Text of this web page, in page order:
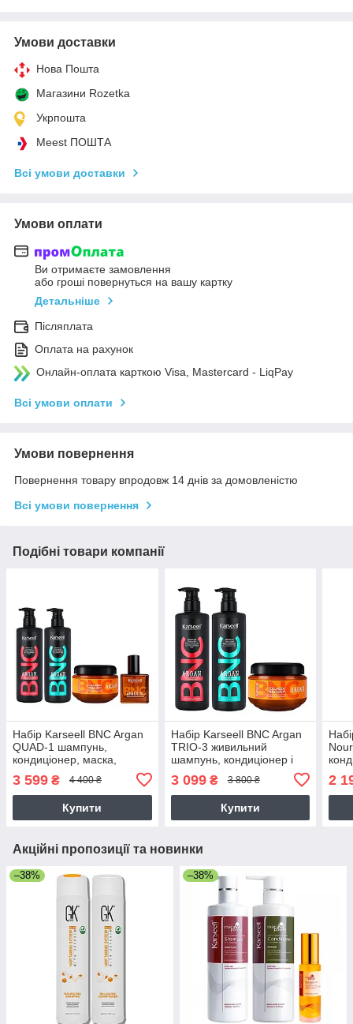
Умови доставки
Нова Пошта
Магазини Rozetka
Укрпошта
Meest ПОШТА
Всі умови доставки
Умови оплати
Ви отримаєте замовлення
або гроші повернуться на вашу картку
Детальніше
Післяплата
Оплата на рахунок
Онлайн-оплата карткою Visa, Mastercard - LiqPay
Всі умови оплати
Умови повернення
Повернення товару впродовж 14 днів за домовленістю
Всі умови повернення
Подібні товари компанії
Набір Karseell BNC Argan
QUAD-1 шампунь,
кондиціонер, маска,
волосся, 500//500/550/60
мл
3 599 ₴ 4 400 ₴
Купити
Набір Karseell BNC Argan
TRIO-3 живильний
шампунь, кондиціонер і
волосся, 500//500/550 мл
3 099₴ 3 800 ₴
Купити
2
Акційні пропозиції та новинки
–38% –38%